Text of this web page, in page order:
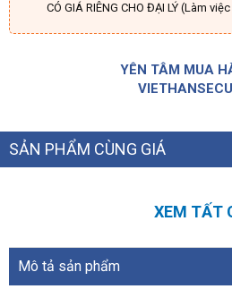
CÓ GIÁ RIÊNG CHO ĐẠI LÝ (Làm
YÊN TÂM MUA
SẢN PHẨM CÙNG GIÁ
XEM TẤT
Mô tả sản phẩm